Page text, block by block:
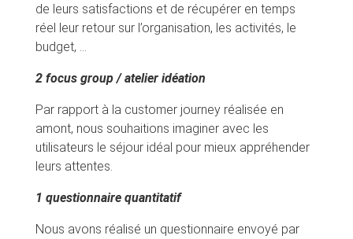
de leurs satisfactions et de récupérer en temps
réel leur retour sur l’organisation, les activités, le
budget, …
2 focus group / atelier idéation
Par rapport à la customer journey réalisée en
amont, nous souhaitions imaginer avec les
utilisateurs le séjour idéal pour mieux appréhender
leurs attentes.
1 questionnaire quantitatif
Nous avons réalisé un questionnaire envoyé par